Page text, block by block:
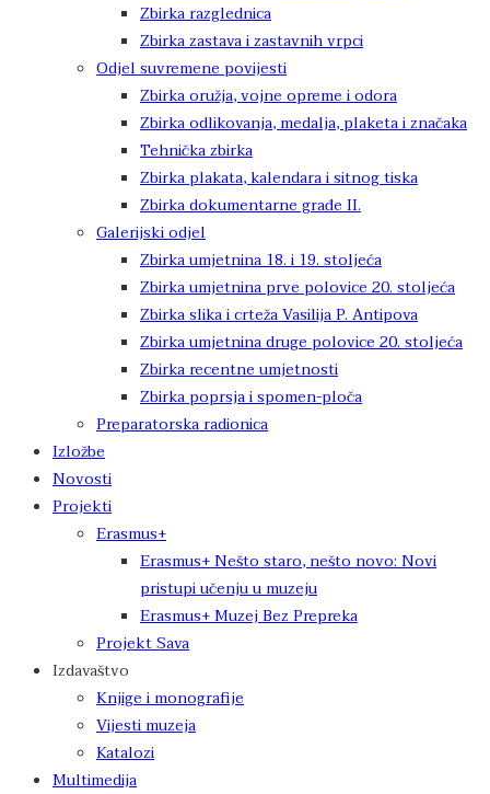
Zbirka razglednica
Zbirka zastava i zastavnih vrpci
Odjel suvremene povijesti
Zbirka oružja, vojne opreme i odora
Zbirka odlikovanja, medalja, plaketa i značaka
Tehnička zbirka
Zbirka plakata, kalendara i sitnog tiska
Zbirka dokumentarne građe II.
Galerijski odjel
Zbirka umjetnina 18. i 19. stoljeća
Zbirka umjetnina prve polovice 20. stoljeća
Zbirka slika i crteža Vasilija P. Antipova
Zbirka umjetnina druge polovice 20. stoljeća
Zbirka recentne umjetnosti
Zbirka poprsja i spomen-ploča
Preparatorska radionica
Izložbe
Novosti
Projekti
Erasmus+
Erasmus+ Nešto staro, nešto novo: Novi
pristupi učenju u muzeju
Erasmus+ Muzej Bez Prepreka
Projekt Sava
Izdavaštvo
Knjige i monografije
Vijesti muzeja
Katalozi
Multimedija